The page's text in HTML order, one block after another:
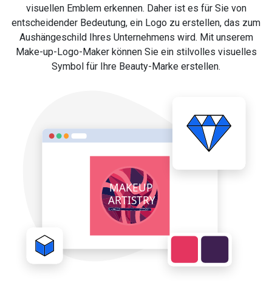
visuellen Emblem erkennen. Daher ist es für Sie von
entscheidender Bedeutung, ein Logo zu erstellen, das zum
Aushängeschild Ihres Unternehmens wird. Mit unserem
Make-up-Logo-Maker können Sie ein stilvolles visuelles
Symbol für Ihre Beauty-Marke erstellen.